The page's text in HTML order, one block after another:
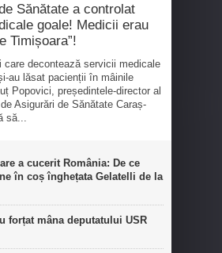
Sănătate a controlat
goale! Medicii erau
Timișoara”!
care decontează servicii medicale
au lăsat pacienții în mâinile
Popovici, președintele-director al
Asigurări de Sănătate Caraș-
să...
a cucerit România: De ce
în coș înghețata Gelatelli de la
forțat mâna deputatului USR